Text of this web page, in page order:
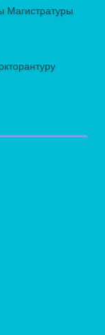
Магистратуры